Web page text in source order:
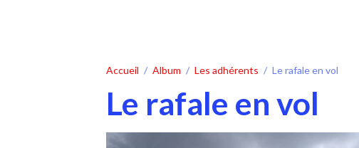
Accueil Album Les adhérents Le rafale en vol
Le rafale en vol